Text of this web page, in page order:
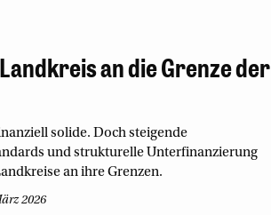
an die Grenze der
solide. Doch steigende
und strukturelle Unterfinanzierung
an ihre Grenzen.
2026